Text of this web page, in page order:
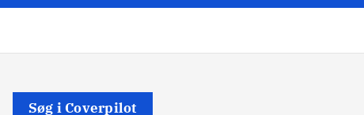
Søg i Coverpilot